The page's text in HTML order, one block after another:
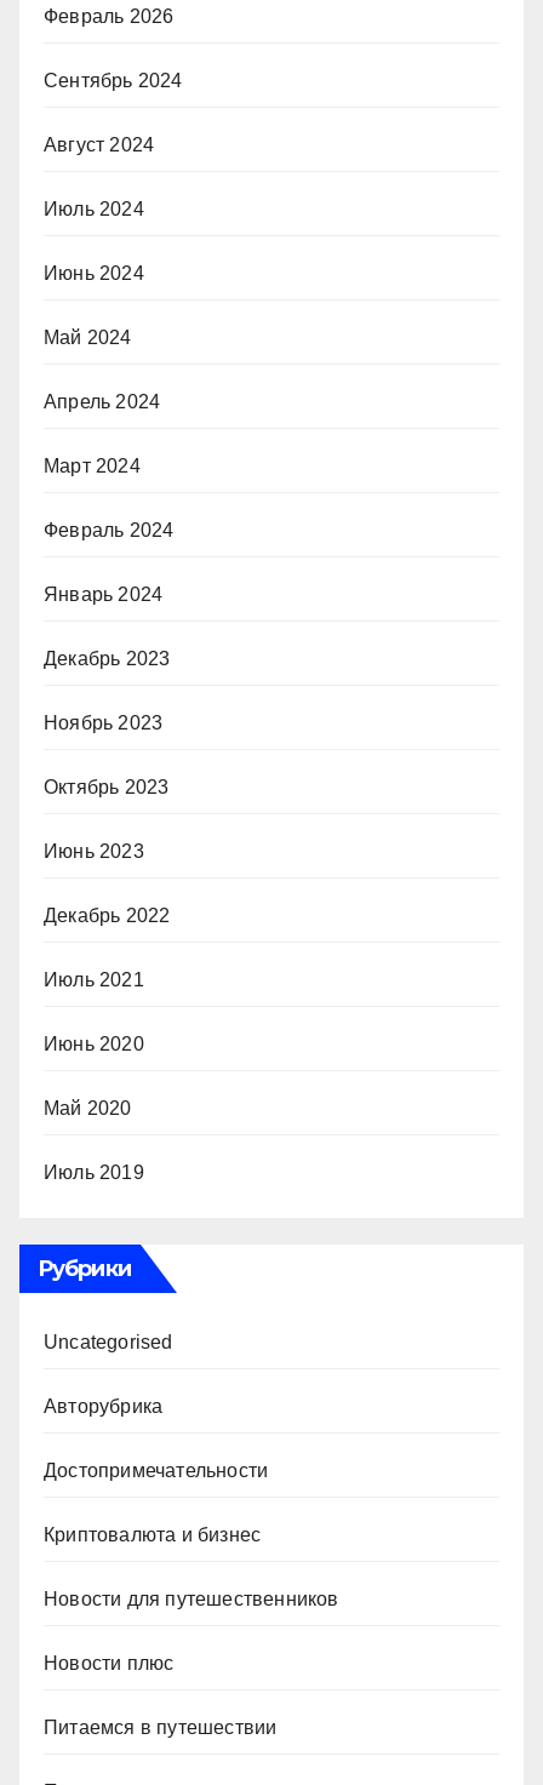
Февраль 2026
Сентябрь 2024
Август 2024
Июль 2024
Июнь 2024
Май 2024
Апрель 2024
Март 2024
Февраль 2024
Январь 2024
Декабрь 2023
Ноябрь 2023
Октябрь 2023
Июнь 2023
Декабрь 2022
Июль 2021
Июнь 2020
Май 2020
Июль 2019
Рубрики
Uncategorised
Авторубрика
Достопримечательности
Криптовалюта и бизнес
Новости для путешественников
Новости плюс
Питаемся в путешествии